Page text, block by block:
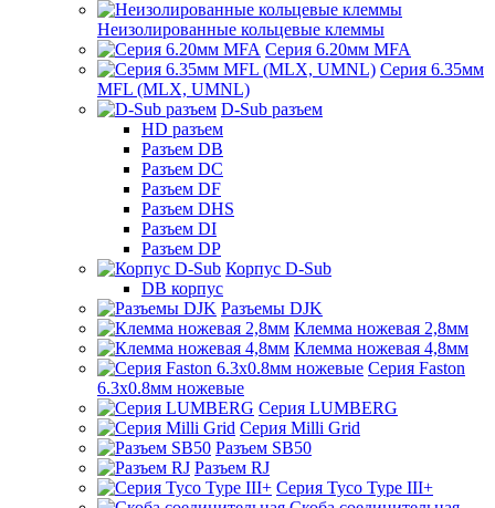
Неизолированные кольцевые клеммы
Серия 6.20мм MFA
Серия 6.35мм
MFL (MLX, UMNL)
D-Sub разъем
HD разъем
Разъем DB
Разъем DC
Разъем DF
Разъем DHS
Разъем DI
Разъем DP
Корпус D-Sub
DB корпус
Разъемы DJK
Клемма ножевая 2,8мм
Клемма ножевая 4,8мм
Серия Faston
6.3х0.8мм ножевые
Серия LUMBERG
Серия Milli Grid
Разъем SB50
Разъем RJ
Серия Tyco Type III+